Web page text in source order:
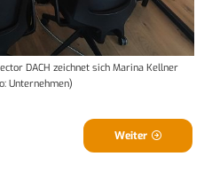
DACH zeichnet sich Marina Kellner
Unternehmen)
Weiter